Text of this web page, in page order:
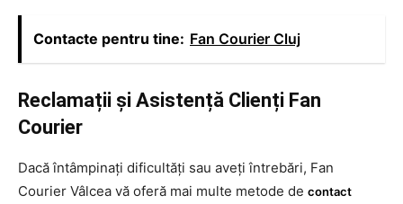
Contacte pentru tine: Fan Courier Cluj
Reclamații și Asistență Clienți Fan
Courier
Dacă întâmpinați dificultăți sau aveți întrebări, Fan
Courier Vâlcea vă oferă mai multe metode de contact